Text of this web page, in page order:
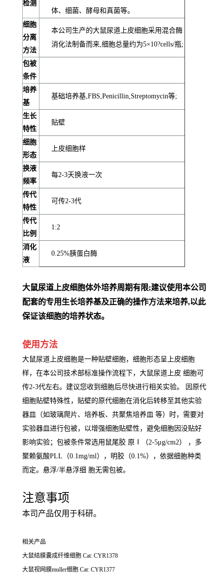
检测
体、细菌、酵母和真菌等。
细胞
分离
方法
本公司生产的大鼠尿道上皮细胞采用混合酶
消化法制备而来,细胞总量约为5×10?cells/瓶;
包被
条件
培养
基
基础培养基,FBS,Penicillin,Streptomycin等;
生长
特性
贴壁
细胞
形态
上皮细胞样
换液
频率
每2-3天换液一次
传代
特性
可传2-3代
传代
比例
1:2
消化
液
0.25%胰蛋白酶
大鼠尿道上皮细胞体外培养周期有限;建议使用本公司
配套的专用生长培养基及正确的操作方法来培养,以此
保证该细胞的培养状态。
使用方法
大鼠尿道上皮细胞是一种贴壁细胞，细胞形态呈上皮细胞
样，在本公司技术部标准操作流程下，大鼠尿道上皮 细胞可
传2-3代左右。建议您收到细胞后尽快进行相关实验。 因原代
细胞贴壁特殊性，贴壁的原代细胞在消化后转移至其他实验
器皿（如玻璃爬片、培养板、共聚焦培养皿 等）时，需要对
实验器皿进行包被，以增强细胞贴壁性，避免细胞因没贴好
影响实验；包被条件常选用鼠尾胶 原Ⅰ（2-5μg/cm2） ，多
聚赖氨酸PLL（0.1mg/ml），明胶（0.1%），依据细胞种类
而定。悬浮/半悬浮细 胞无需包被。
注意事项
本司产品仅用于科研。
相关产品
大鼠结膜囊成纤维细胞 Cat: CYR1378
大鼠视网膜muller细胞 Cat: CYR1377